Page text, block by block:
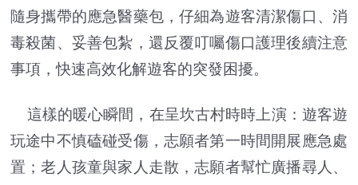
隨身攜帶的應急醫藥包，仔細為遊客清潔傷口、消
毒殺菌、妥善包紮，還反覆叮囑傷口護理後續注意
事項，快速高效化解遊客的突發困擾。
這樣的暖心瞬間，在呈坎古村時時上演：遊客遊
玩途中不慎磕碰受傷，志願者第一時間開展應急處
置；老人孩童與家人走散，志願者幫忙廣播尋人、